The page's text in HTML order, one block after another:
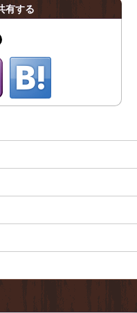
有する